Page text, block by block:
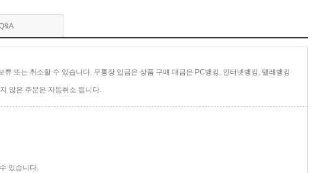
또는 취소할 수 있습니다. 무통장 입금은 상품 구매 대금은 PC뱅킹, 인터넷뱅킹, 텔레뱅킹
않은 주문은 자동취소 됩니다.
있습니다.